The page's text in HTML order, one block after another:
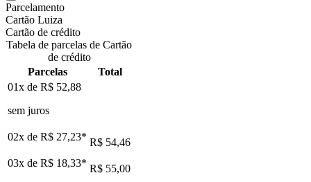
Parcelamento
Cartão Luiza
Cartão de crédito
Tabela de parcelas de Cartão
de crédito
Parcelas
Total
01x de R$ 52,88
sem juros
02x de R$ 27,23* R$ 54,46
03x de R$ 18,33* R$ 55,00